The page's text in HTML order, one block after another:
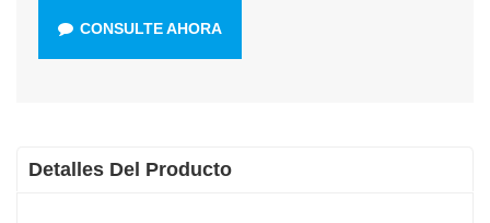
CONSULTE AHORA
Detalles Del Producto